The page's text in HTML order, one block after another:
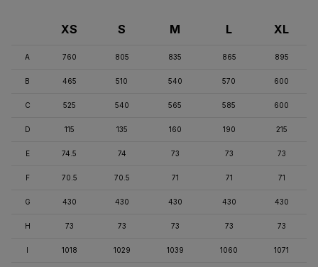
XS S M L XL
A 760 805 835 865 895
B 465 510 540 570 600
C 525 540 565 585 600
D 115 135 160 190 215
E 74.5 74 73 73 73
F 70.5 70.5 71 71 71
G 430 430 430 430 430
H 73 73 73 73 73
I 1018 1029 1039 1060 1071